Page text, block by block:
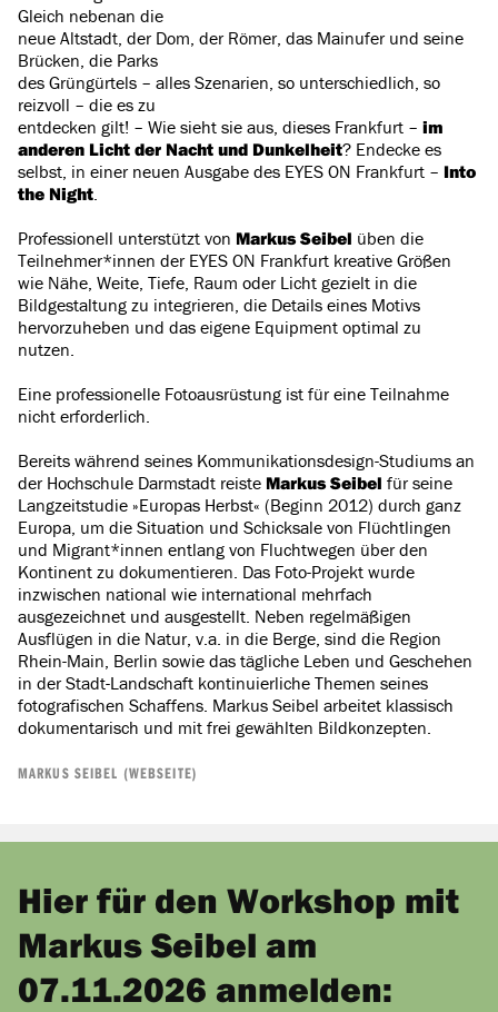
Gleich nebenan die
neue Altstadt, der Dom, der Römer, das Mainufer und seine
Brücken, die Parks
des Grüngürtels – alles Szenarien, so unterschiedlich, so
reizvoll – die es zu
entdecken gilt! – Wie sieht sie aus, dieses Frankfurt – im
anderen Licht der Nacht und Dunkelheit? Endecke es
selbst, in einer neuen Ausgabe des EYES ON Frankfurt – Into
the Night
Professionell unterstützt von Markus Seibel üben die
Teilnehmer*innen der EYES ON Frankfurt kreative Größen
wie Nähe, Weite, Tiefe, Raum oder Licht gezielt in die
Bildgestaltung zu integrieren, die Details eines Motivs
hervorzuheben und das eigene Equipment optimal zu
nutzen.
Eine professionelle Fotoausrüstung ist für eine Teilnahme
nicht erforderlich.
Bereits während seines Kommunikationsdesign-Studiums an
der Hochschule Darmstadt reiste Markus Seibel für seine
Langzeitstudie »Europas Herbst« (Beginn 2012) durch ganz
Europa, um die Situation und Schicksale von Flüchtlingen
und Migrant*innen entlang von Fluchtwegen über den
Kontinent zu dokumentieren. Das Foto-Projekt wurde
inzwischen national wie international mehrfach
ausgezeichnet und ausgestellt. Neben regelmäßigen
Ausflügen in die Natur, v.a. in die Berge, sind die Region
Rhein-Main, Berlin sowie das tägliche Leben und Geschehen
in der Stadt-Landschaft kontinuierliche Themen seines
fotografischen Schaffens. Markus Seibel arbeitet klassisch
dokumentarisch und mit frei gewählten Bildkonzepten.
MARKUS SEIBEL (WEBSEITE)
Hier für den Workshop mit
Markus Seibel am
07.11.2026 anmelden: